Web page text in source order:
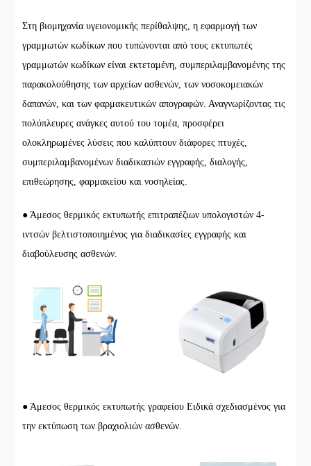
Στη βιομηχανία υγειονομικής περίθαλψης, η εφαρμογή των
γραμμωτών κωδίκων που τυπώνονται από τους εκτυπωτές
γραμμωτών κωδίκων είναι εκτεταμένη, συμπεριλαμβανομένης της
παρακολούθησης των αρχείων ασθενών, των νοσοκομειακών
δαπανών, και των φαρμακευτικών απογραφών. Αναγνωρίζοντας τις
πολύπλευρες ανάγκες αυτού του τομέα, προσφέρει
ολοκληρωμένες λύσεις που καλύπτουν διάφορες πτυχές,
συμπεριλαμβανομένων διαδικασιών εγγραφής, διαλογής,
επιθεώρησης, φαρμακείου και νοσηλείας.
● Άμεσος θερμικός εκτυπωτής επιτραπέζιων υπολογιστών 4-
ιντσών βελτιστοποιημένος για διαδικασίες εγγραφής και
διαβούλευσης ασθενών.
● Άμεσος θερμικός εκτυπωτής γραφείου Ειδικά σχεδιασμένος για
την εκτύπωση των βραχιολιών ασθενών.